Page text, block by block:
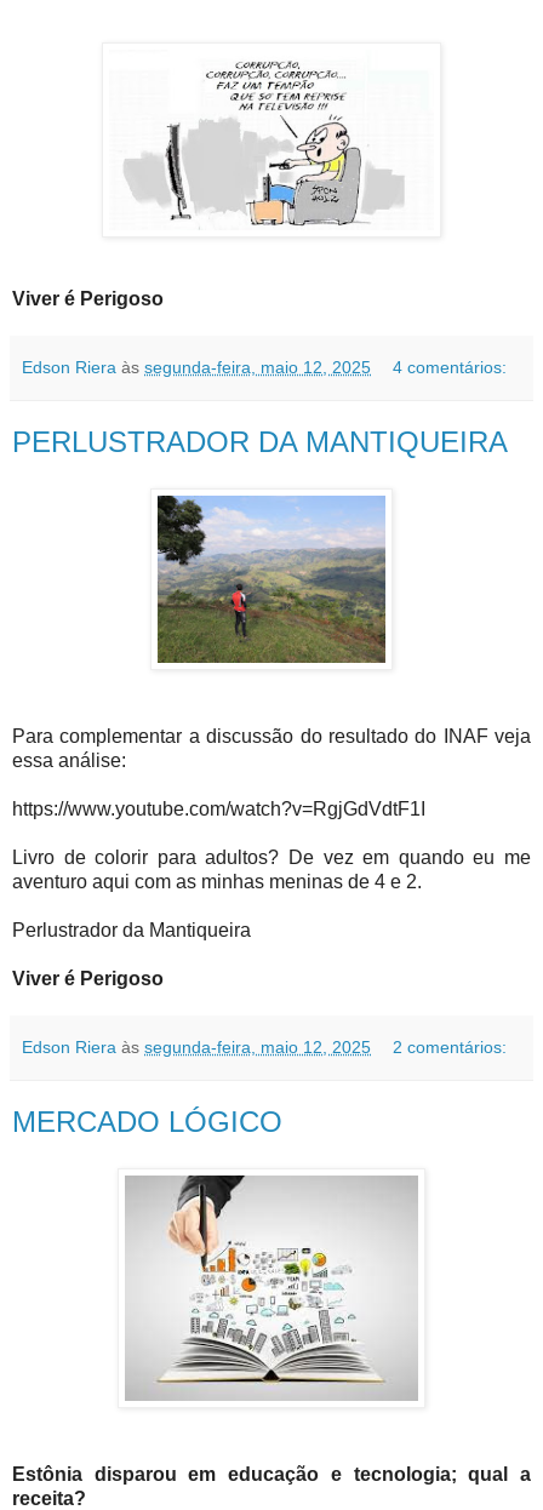
Viver é Perigoso
Edson Riera às segunda-feira, maio 12, 2025 4 comentários:
PERLUSTRADOR DA MANTIQUEIRA
Para complementar a discussão do resultado do INAF veja
essa análise:
https://www.youtube.com/watch?v=RgjGdVdtF1I
Livro de colorir para adultos? De vez em quando eu me
aventuro aqui com as minhas meninas de 4 e 2.
Perlustrador da Mantiqueira
Viver é Perigoso
Edson Riera às segunda-feira, maio 12, 2025 2 comentários:
MERCADO LÓGICO
Estônia disparou em educação e tecnologia; qual a
receita?